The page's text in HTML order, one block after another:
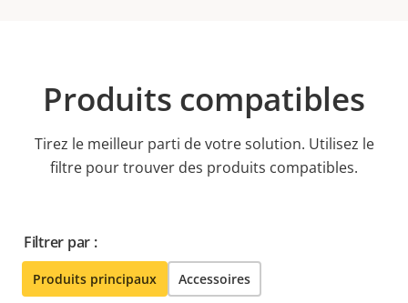
Produits compatibles
Tirez le meilleur parti de votre solution. Utilisez le
filtre pour trouver des produits compatibles.
Filtrer par :
Produits principaux Accessoires